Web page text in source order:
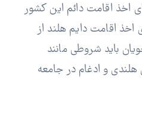
اخذ اقامت دائم این کشور
اخذ اقامت دایم هلند از
باید شروطی مانند
و ادغام در جامعه